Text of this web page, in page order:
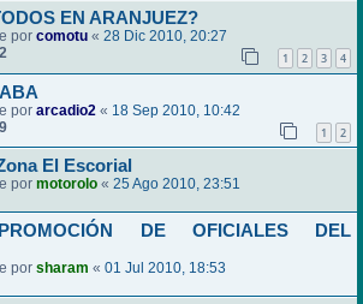
EN ARANJUEZ?
por comotu « 28 Dic 2010, 20:27
1 2 3 4
por arcadio2 « 18 Sep 2010, 10:42
1 2
El Escorial
por motorolo « 25 Ago 2010, 23:51
DE OFICIALES DEL
por sharam « 01 Jul 2010, 18:53